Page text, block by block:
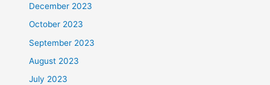
December 2023
October 2023
September 2023
August 2023
July 2023